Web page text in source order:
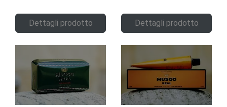
Dettagli prodotto Dettagli prodotto